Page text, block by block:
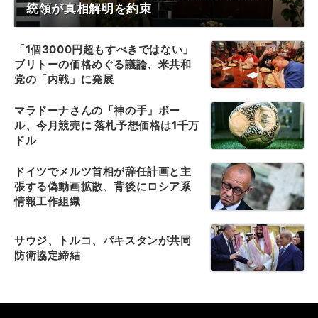
統領が真相解明を約束
「1個3000円超もすべきではない」
ブリトーの価格めぐる議論、米共和
党の「内戦」に発展
マラドーナさんの「神の手」ボー
ル、今月競売に 落札予想価格は1千万
ドル
ドイツでメルツ首相が辞任計画と主
張する偽動画拡散、背後にロシア系
情報工作組織
サウジ、トルコ、パキスタンが共同
防衛協定締結